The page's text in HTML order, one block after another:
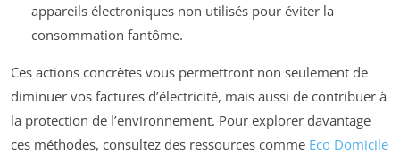
appareils électroniques non utilisés pour éviter la
consommation fantôme.
Ces actions concrètes vous permettront non seulement de
diminuer vos factures d’électricité, mais aussi de contribuer à
la protection de l’environnement. Pour explorer davantage
ces méthodes, consultez des ressources comme Eco Domicile